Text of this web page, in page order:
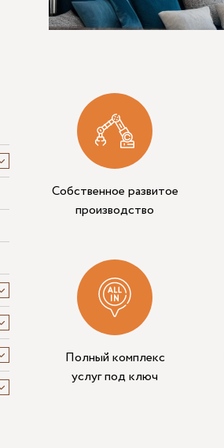
Собственное развитое
производство
Полный комплекс
услуг под ключ